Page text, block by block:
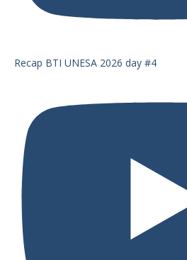
Recap BTI UNESA 2026 day #4